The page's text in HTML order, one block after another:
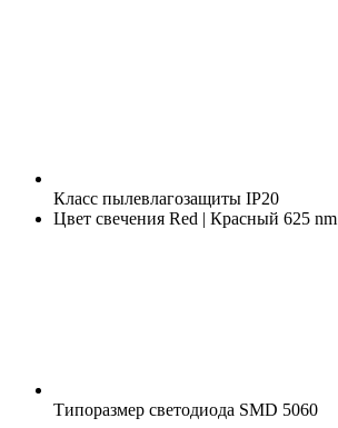
Класс пылевлагозащиты IP20
Цвет свечения Red | Красный 625 nm
Типоразмер светодиода SMD 5060